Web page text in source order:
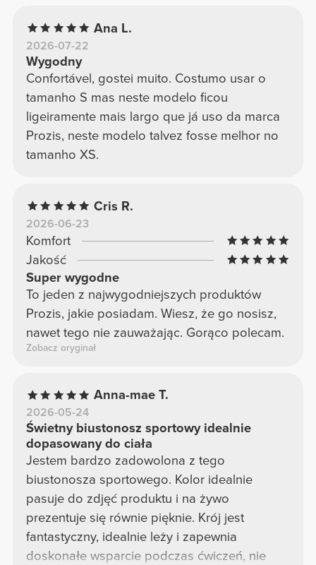
Ana L.
2026-07-22
Wygodny
Confortável, gostei muito. Costumo usar o
tamanho S mas neste modelo ficou
ligeiramente mais largo que já uso da marca
Prozis, neste modelo talvez fosse melhor no
tamanho XS.
Cris R.
2026-06-23
Komfort
Jakość
Super wygodne
To jeden z najwygodniejszych produktów
Prozis, jakie posiadam. Wiesz, że go nosisz,
nawet tego nie zauważając. Gorąco polecam.
Zobacz oryginał
Anna-mae T.
2026-05-24
Świetny biustonosz sportowy idealnie
dopasowany do ciała
Jestem bardzo zadowolona z tego
biustonosza sportowego. Kolor idealnie
pasuje do zdjęć produktu i na żywo
prezentuje się równie pięknie. Krój jest
fantastyczny, idealnie leży i zapewnia
doskonałe wsparcie podczas ćwiczeń, nie